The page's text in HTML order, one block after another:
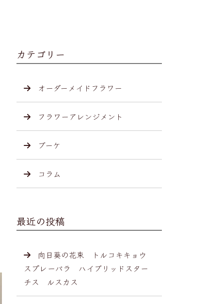
カテゴリー
オーダーメイドフラワー
フラワーアレンジメント
ブーケ
コラム
最近の投稿
向日葵の花束 トルコキキョウ
スプレーバラ ハイブリッドスター
チス ルスカス